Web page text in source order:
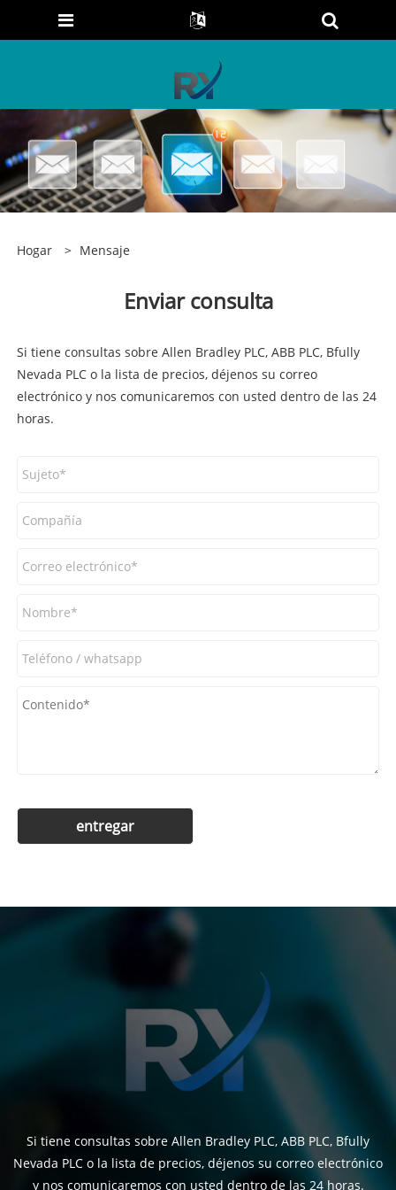
Hogar > Mensaje
Enviar consulta
Si tiene consultas sobre Allen Bradley PLC, ABB PLC, Bfully
Nevada PLC o la lista de precios, déjenos su correo
electrónico y nos comunicaremos con usted dentro de las 24
horas.
Si tiene consultas sobre Allen Bradley PLC, ABB PLC, Bfully
Nevada PLC o la lista de precios, déjenos su correo electrónico
y nos comunicaremos con usted dentro de las 24 horas.